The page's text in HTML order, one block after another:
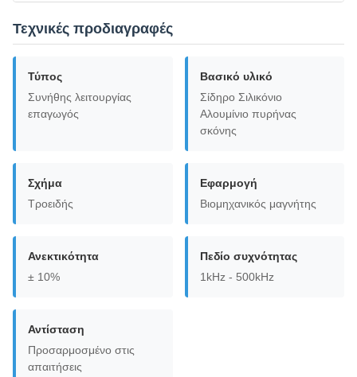
Τεχνικές προδιαγραφές
Τύπος
Συνήθης λειτουργίας
επαγωγός
Βασικό υλικό
Σίδηρο Σιλικόνιο
Αλουμίνιο πυρήνας
σκόνης
Σχήμα
Τροειδής
Εφαρμογή
Βιομηχανικός μαγνήτης
Ανεκτικότητα
± 10%
Πεδίο συχνότητας
1kHz - 500kHz
Αντίσταση
Προσαρμοσμένο στις
απαιτήσεις